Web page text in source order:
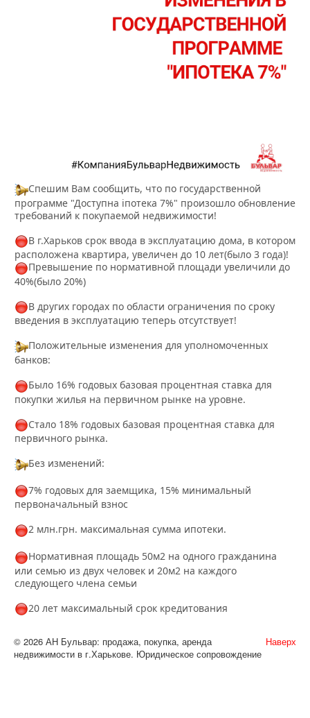
Спешим Вам сообщить, что по государственной
программе "Доступна іпотека 7%" произошло обновление
требований к покупаемой недвижимости!
В г.Харьков срок ввода в эксплуатацию дома, в котором
расположена квартира, увеличен до 10 лет(было 3 года)!
Превышение по нормативной площади увеличили до
40%(было 20%)
В других городах по области ограничения по сроку
введения в эксплуатацию теперь отсутствует!
Положительные изменения для уполномоченных
банков:
Было 16% годовых базовая процентная ставка для
покупки жилья на первичном рынке на уровне.
Стало 18% годовых базовая процентная ставка для
первичного рынка.
Без изменений:
7% годовых для заемщика, 15% минимальный
первоначальный взнос
2 млн.грн. максимальная сумма ипотеки.
Нормативная площадь 50м2 на одного гражданина
или семью из двух человек и 20м2 на каждого
следующего члена семьи
20 лет максимальный срок кредитования
Наверх
© 2026 АН Бульвар: продажа, покупка, аренда
недвижимости в г.Харькове. Юридическое сопровождение